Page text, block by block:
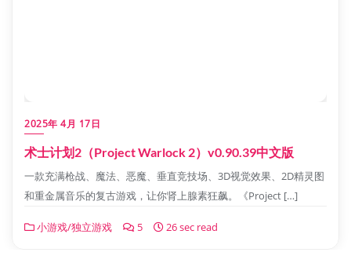
2025年 4月 17日
术士计划2（Project Warlock 2）v0.90.39中文版
一款充满枪战、魔法、恶魔、垂直竞技场、3D视觉效果、2D精灵图
和重金属音乐的复古游戏，让你肾上腺素狂飙。《Project […]
小游戏/独立游戏 5 26 sec read